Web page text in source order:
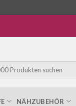
NÄHZUBEHÖR